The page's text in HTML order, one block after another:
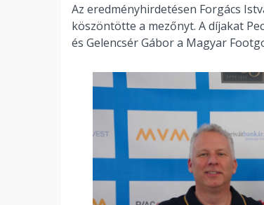
Az eredményhirdetésen Forgács
köszöntötte a mezőnyt. A díjakat
és Gelencsér Gábor a Magyar